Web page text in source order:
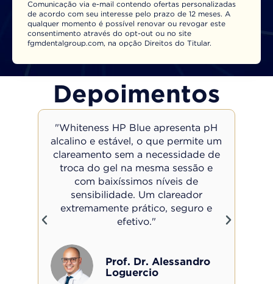
Comunicação via e-mail contendo ofertas personalizadas
de acordo com seu interesse pelo prazo de 12 meses. A
qualquer momento é possível renovar ou revogar este
consentimento através do opt-out ou no site
fgmdentalgroup.com, na opção Direitos do Titular.
Depoimentos
"Whiteness HP Blue apresenta pH
alcalino e estável, o que permite um
clareamento sem a necessidade de
troca do gel na mesma sessão e
com baixíssimos níveis de
sensibilidade. Um clareador
extremamente prático, seguro e
efetivo."
Prof. Dr. Alessandro
Loguercio